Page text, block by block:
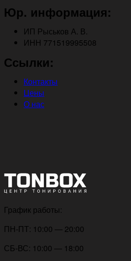
Юр. информация:
ИП Рыськов А. В.
ИНН 771519995508
Ссылки:
Контакты
Цены
О нас
График работы:
ПН-ПТ: 10:00 — 20:00
СБ-ВС: 10:00 — 18:00